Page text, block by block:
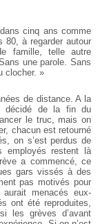
cinq ans comme
80, à regarder autour
famille, telle autre
une parole. Sans
clocher. »
de distance. A la
décidé de la fin du
le truc, mais on
chacun est retourné
on s’est perdus de
employés restent là
a commencé, ce
gars vissés à des
pas motivés pour
menacés eux-
ont été reproduites,
les grèves d’avant